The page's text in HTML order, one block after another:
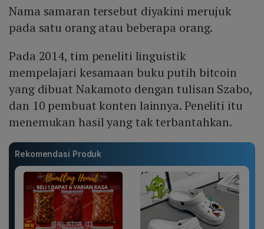
Nama samaran tersebut diyakini merujuk
pada satu orang atau beberapa orang.
Pada 2014, tim peneliti linguistik
mempelajari kesamaan buku putih bitcoin
yang dibuat Nakamoto dengan tulisan Szabo,
dan 10 pembuat konten lainnya. Peneliti itu
menemukan hasil yang tak terbantahkan.
Rekomendasi Produk